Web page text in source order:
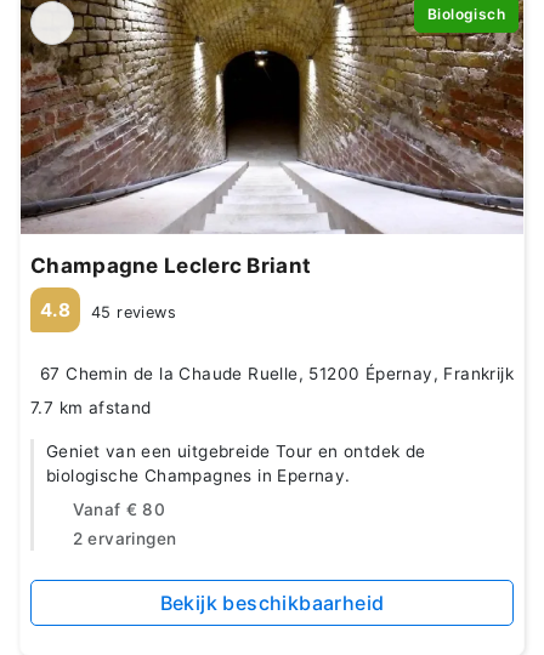
Biologisch
Champagne Leclerc Briant
4.8 45 reviews
67 Chemin de la Chaude Ruelle, 51200 Épernay, Frankrijk
7.7 km afstand
Geniet van een uitgebreide Tour en ontdek de
biologische Champagnes in Epernay.
Vanaf € 80
2 ervaringen
Bekijk beschikbaarheid